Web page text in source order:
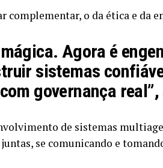
complementar, o da ética e da
Agora é
sistemas
governança
de sistemas
se comunicando e